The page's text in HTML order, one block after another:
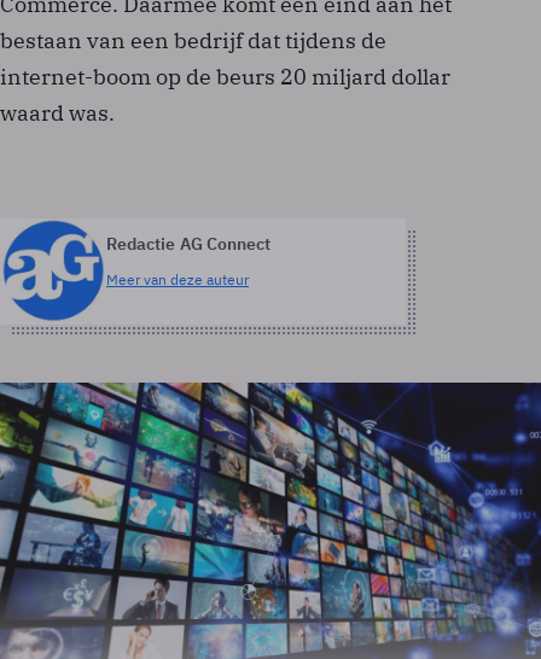
bestaan van een bedrijf dat tijdens de
internet-boom op de beurs 20 miljard dollar
waard was.
Redactie AG Connect
Meer van deze auteur